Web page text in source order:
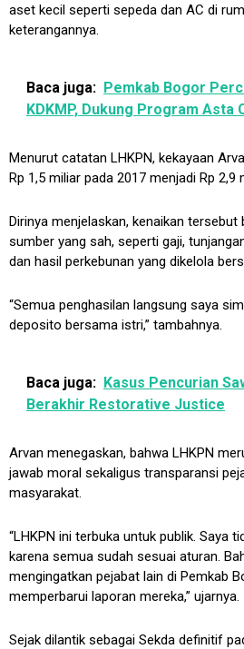
aset kecil seperti sepeda dan AC di
keterangannya.
Baca juga: Pemkab Bogor
KDKMP, Dukung Program Asta
Menurut catatan LHKPN, kekayaan
Rp 1,5 miliar pada 2017 menjadi Rp 2,9
Dirinya menjelaskan, kenaikan tersebut
sumber yang sah, seperti gaji,
dan hasil perkebunan yang dikelola
“Semua penghasilan langsung saya
deposito bersama istri,” tambahnya.
Baca juga: Kasus Pencurian
Berakhir Restorative Justice
Arvan menegaskan, bahwa LHKPN
jawab moral sekaligus transparansi
masyarakat.
“LHKPN ini terbuka untuk publik. Saya
karena semua sudah sesuai aturan.
mengingatkan pejabat lain di Pemkab
memperbarui laporan mereka,” ujarnya.
Sejak dilantik sebagai Sekda definitif